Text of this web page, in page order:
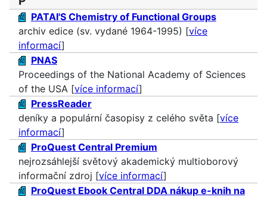
PATAI'S Chemistry of Functional Groups
archiv edice (sv. vydané 1964-1995) [více
informací]
PNAS
Proceedings of the National Academy of Sciences
of the USA [více informací]
PressReader
deníky a populární časopisy z celého světa [více
informací]
ProQuest Central Premium
nejrozsáhlejší světový akademický multioborový
informační zdroj [více informací]
ProQuest Ebook Central DDA nákup e-knih na